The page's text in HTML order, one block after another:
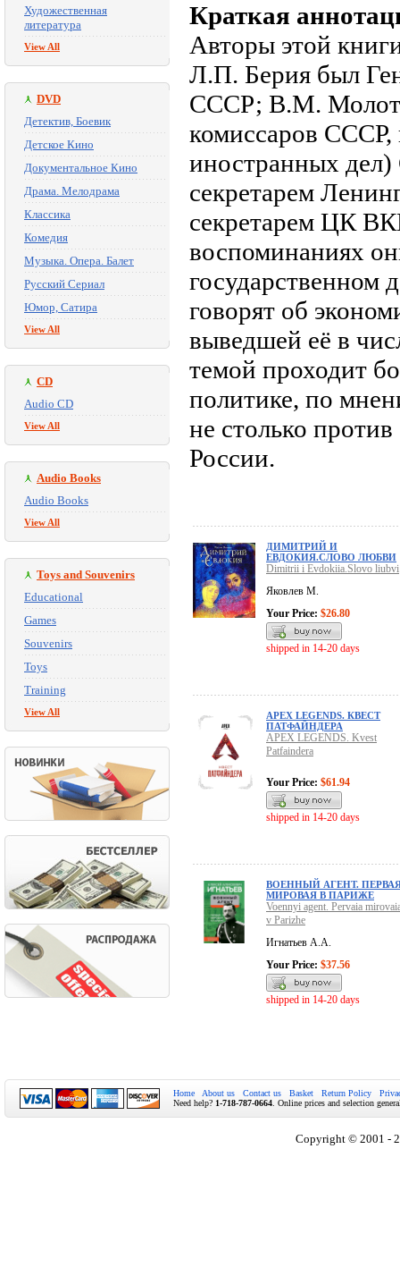
Художественная
литература
View All
DVD
Детектив, Боевик
Детское Кино
Документальное Кино
Драма. Мелодрама
Классика
Комедия
Музыка. Опера. Балет
Русский Сериал
Юмор, Сатира
View All
CD
Audio CD
View All
Audio Books
Audio Books
View All
Toys and Souvenirs
Educational
Games
Souvenirs
Toys
Training
View All
Краткая
Авторы этой
Л.П. Берия был
СССР; В.М.
комиссаров
иностранных
секретарем
секретарем ЦК
воспоминаниях
государственном
говорят об
выведшей её в
темой проходит
политике, по
не столько
России.
ДИМИТРИЙ И
ЕВДОКИЯ.СЛОВО ЛЮБВИ
Dimitrii i Evdokiia.Slovo liubvi
Яковлев М.
Your Price: $26.80
shipped in 14-20 days
APEX LEGENDS. КВЕСТ
ПАТФАЙНДЕРА
APEX LEGENDS. Kvest
Patfaindera
Your Price: $61.94
shipped in 14-20 days
ВОЕННЫЙ АГЕНТ.
МИРОВАЯ В ПАРИЖЕ
Voennyi agent. Pervaia
v Parizhe
Игнатьев А.А.
Your Price: $37.56
shipped in 14-20 days
Home About us Contact us Basket Return Policy
Need help? 1-718-787-0664 . Online prices and selection
Copyright © 2001 -